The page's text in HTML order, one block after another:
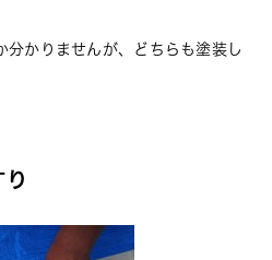
分かりませんが、どちらも塗装し